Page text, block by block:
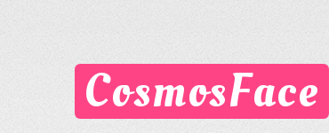
CosmosFace